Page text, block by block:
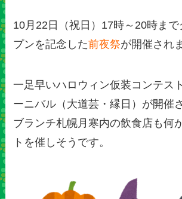
10月22日（祝日）17時～20時ま
プンを記念した前夜祭が開催され
一足早いハロウィン仮装コンテス
ーニバル（大道芸・縁日）が開催
ブランチ札幌月寒内の飲食店も何
トを催しそうです。